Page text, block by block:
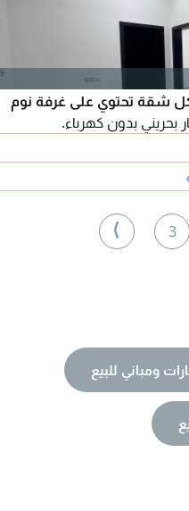
شقة تحتوي على غرفة نوم
3
⟩
ومباني للبيع